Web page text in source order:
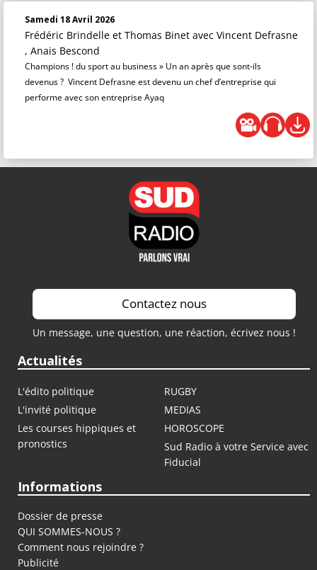
Samedi 18 Avril 2026
Frédéric Brindelle et Thomas Binet avec Vincent Defrasne
, Anais Bescond
Champions ! du sport au business » Un an après que sont-ils
devenus ? Vincent Defrasne est devenu un chef d’entreprise qui
performe avec son entreprise Ayaq
Contactez nous
Un message, une question, une réaction, écrivez nous !
Actualités
L'édito politique
RUGBY
L'invité politique
MEDIAS
Les courses hippiques et
pronostics
HOROSCOPE
Sud Radio à votre Service avec
Fiducial
Informations
Dossier de presse
QUI SOMMES-NOUS ?
Comment nous rejoindre ?
Publicité